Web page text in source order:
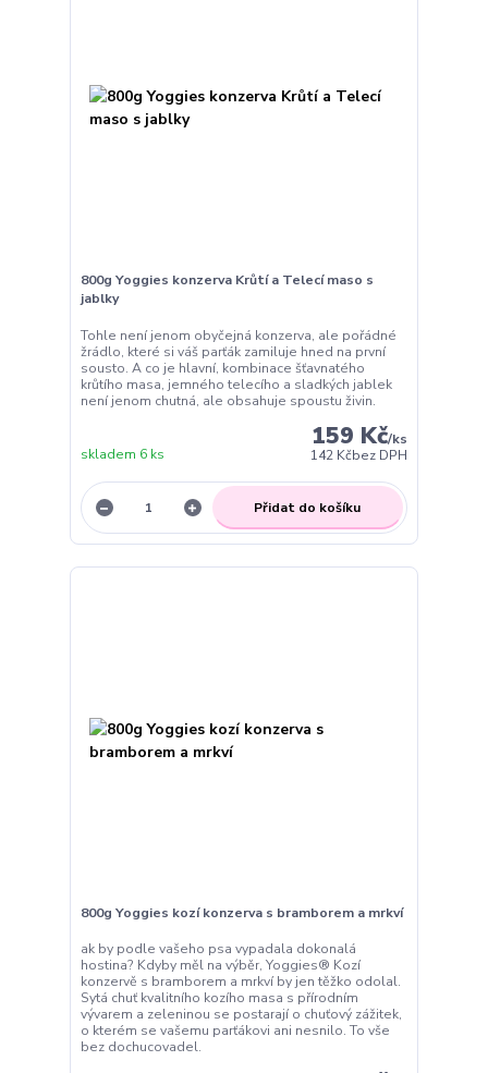
800g Yoggies konzerva Krůtí a Telecí maso s
jablky
Tohle není jenom obyčejná konzerva, ale pořádné
žrádlo, které si váš parťák zamiluje hned na první
sousto. A co je hlavní, kombinace šťavnatého
krůtího masa, jemného telecího a sladkých jablek
není jenom chutná, ale obsahuje spoustu živin.
159 Kč/ks
142 Kčbez DPH
skladem 6 ks
Přidat do košíku
800g Yoggies kozí konzerva s bramborem a mrkví
ak by podle vašeho psa vypadala dokonalá
hostina? Kdyby měl na výběr, Yoggies® Kozí
konzervě s bramborem a mrkví by jen těžko odolal.
Sytá chuť kvalitního kozího masa s přírodním
vývarem a zeleninou se postarají o chuťový zážitek,
o kterém se vašemu parťákovi ani nesnilo. To vše
bez dochucovadel.